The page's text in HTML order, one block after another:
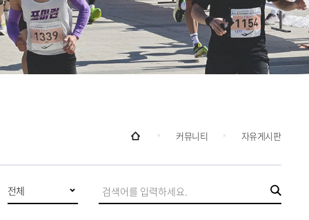
커뮤니티 자유게시판
전체
검